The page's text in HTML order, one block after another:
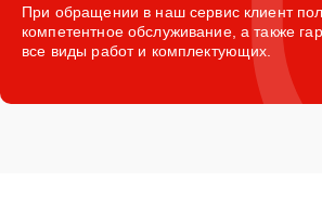
При обращении в наш сервис клиент
компетентное обслуживание, а также
все виды работ и комплектующих.